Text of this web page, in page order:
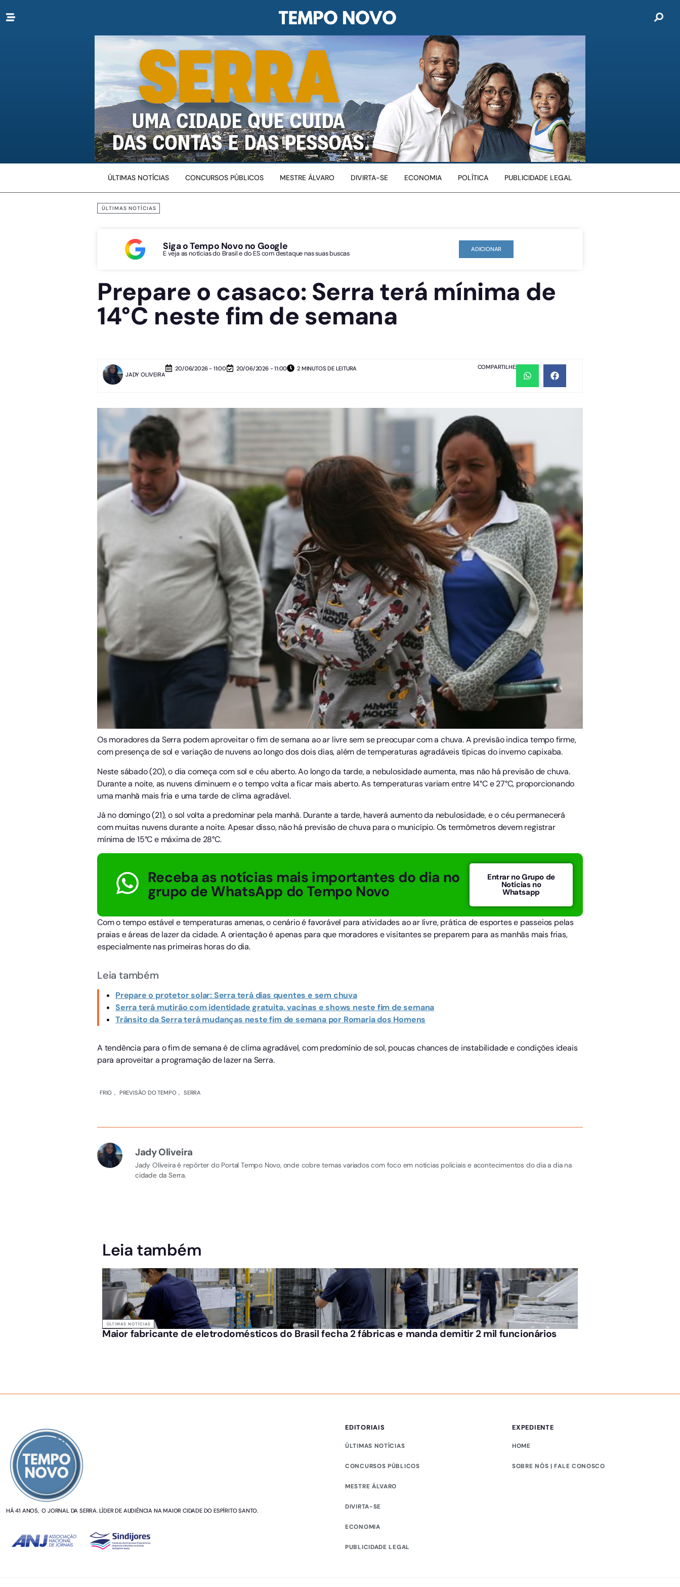
ÚLTIMAS NOTÍCIAS CONCURSOS PÚBLICOS MESTRE ÁLVARO DIVIRTA-SE ECONOMIA POLÍTICA PUBLICIDADE LEGAL
ÚLTIMAS NOTÍCIAS
Siga o Tempo Novo no Google
E veja as notícias do Brasil e do ES com destaque nas suas buscas ADICIONAR
Prepare o casaco: Serra terá mínima de
14°C neste fim de semana
JADY OLIVEIRA
20/06/2026 - 11:00 20/06/2026 - 11:00 2 MINUTOS DE LEITURA COMPARTILHE:
Os moradores da Serra podem aproveitar o fim de semana ao ar livre sem se preocupar com a chuva. A previsão indica tempo firme,
com presença de sol e variação de nuvens ao longo dos dois dias, além de temperaturas agradáveis típicas do inverno capixaba.
Neste sábado (20), o dia começa com sol e céu aberto. Ao longo da tarde, a nebulosidade aumenta, mas não há previsão de chuva.
Durante a noite, as nuvens diminuem e o tempo volta a ficar mais aberto. As temperaturas variam entre 14°C e 27°C, proporcionando
uma manhã mais fria e uma tarde de clima agradável.
Já no domingo (21), o sol volta a predominar pela manhã. Durante a tarde, haverá aumento da nebulosidade, e o céu permanecerá
com muitas nuvens durante a noite. Apesar disso, não há previsão de chuva para o município. Os termômetros devem registrar
mínima de 15°C e máxima de 28°C.
Receba as notícias mais importantes do dia no
grupo de WhatsApp do Tempo Novo
Entrar no Grupo de
Notícias no
Whatsapp
Com o tempo estável e temperaturas amenas, o cenário é favorável para atividades ao ar livre, prática de esportes e passeios pelas
praias e áreas de lazer da cidade. A orientação é apenas para que moradores e visitantes se preparem para as manhãs mais frias,
especialmente nas primeiras horas do dia.
Leia também
Prepare o protetor solar: Serra terá dias quentes e sem chuva
Serra terá mutirão com identidade gratuita, vacinas e shows neste fim de semana
Trânsito da Serra terá mudanças neste fim de semana por Romaria dos Homens
A tendência para o fim de semana é de clima agradável, com predomínio de sol, poucas chances de instabilidade e condições ideais
para aproveitar a programação de lazer na Serra.
FRIO , PREVISÃO DO TEMPO , SERRA
Jady Oliveira
Jady Oliveira é repórter do Portal Tempo Novo, onde cobre temas variados com foco em notícias policiais e acontecimentos do dia a dia na
cidade da Serra.
Leia também
ÚLTIMAS NOTÍCIAS
Maior fabricante de eletrodomésticos do Brasil fecha 2 fábricas e manda demitir 2 mil funcionários
HÁ 41 ANOS, O JORNAL DA SERRA. LÍDER DE AUDIÊNCIA NA MAIOR CIDADE DO ESPÍRITO SANTO.
EDITORIAIS
ÚLTIMAS NOTÍCIAS
CONCURSOS PÚBLICOS
MESTRE ÁLVARO
DIVIRTA-SE
ECONOMIA
PUBLICIDADE LEGAL
EXPEDIENTE
HOME
SOBRE NÓS | FALE CONOSCO